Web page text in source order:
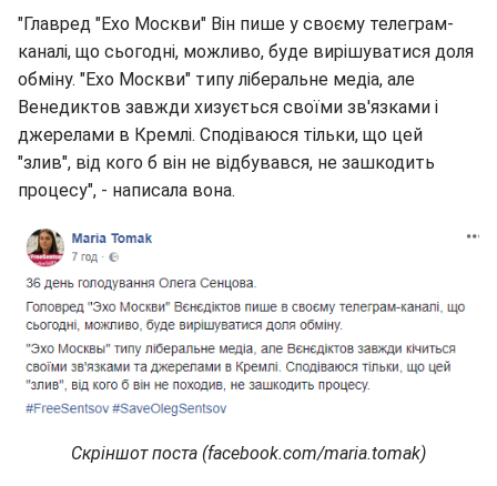
"Главред "Ехо Москви" Він пише у своєму телеграм-
каналі, що сьогодні, можливо, буде вирішуватися доля
обміну. "Ехо Москви" типу ліберальне медіа, але
Венедиктов завжди хизується своїми зв'язками і
джерелами в Кремлі. Сподіваюся тільки, що цей
"злив", від кого б він не відбувався, не зашкодить
процесу", - написала вона.
Скріншот поста (facebook.com/maria.tomak)